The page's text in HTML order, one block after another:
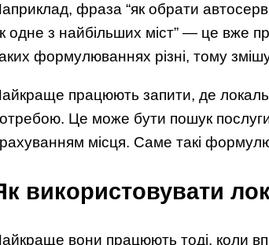
фраза “як обрати
одне з найбільших міст” — це вже
формулюваннях різні, тому
працюють запити, де
Це може бути пошук
місця. Саме такі
використовувати
вони працюють тоді, коли